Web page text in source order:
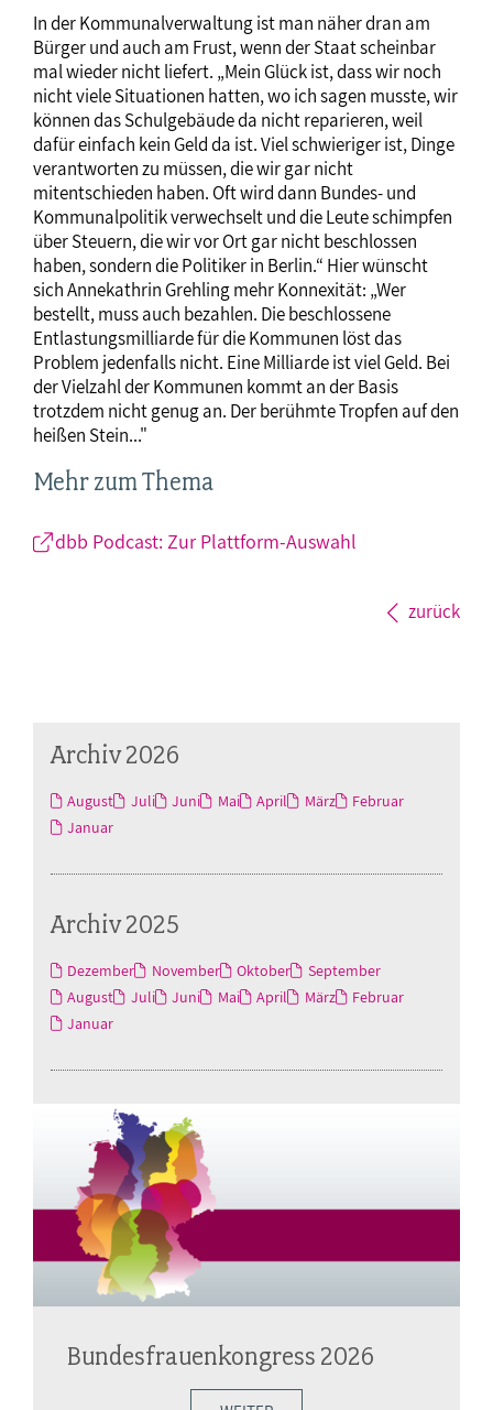
In der Kommunalverwaltung ist man näher dran am
Bürger und auch am Frust, wenn der Staat scheinbar
mal wieder nicht liefert. „Mein Glück ist, dass wir noch
nicht viele Situationen hatten, wo ich sagen musste, wir
können das Schulgebäude da nicht reparieren, weil
dafür einfach kein Geld da ist. Viel schwieriger ist, Dinge
verantworten zu müssen, die wir gar nicht
mitentschieden haben. Oft wird dann Bundes- und
Kommunalpolitik verwechselt und die Leute schimpfen
über Steuern, die wir vor Ort gar nicht beschlossen
haben, sondern die Politiker in Berlin.“ Hier wünscht
sich Annekathrin Grehling mehr Konnexität: „Wer
bestellt, muss auch bezahlen. Die beschlossene
Entlastungsmilliarde für die Kommunen löst das
Problem jedenfalls nicht. Eine Milliarde ist viel Geld. Bei
der Vielzahl der Kommunen kommt an der Basis
trotzdem nicht genug an. Der berühmte Tropfen auf den
heißen Stein..."
Mehr zum Thema
dbb Podcast: Zur Plattform-Auswahl
zurück
Archiv 2026
August Juli Juni Mai April März
Februar
Januar
Archiv 2025
Dezember November Oktober
September
August
Juli Juni Mai April März
Februar
Januar
Bundesfrauenkongress 2026